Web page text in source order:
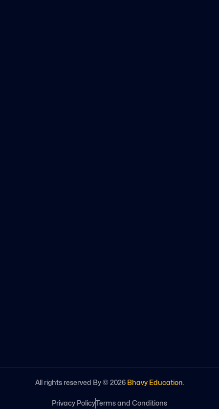
All rights reserved By © 2026 Bhavy Education.
Privacy PolicyTerms and Conditions